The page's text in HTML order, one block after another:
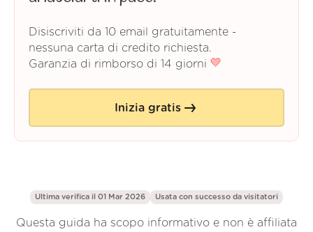
Disiscriviti da 10 email gratuitamente -
nessuna carta di credito richiesta.
Garanzia di rimborso di 14 giorni
Inizia gratis
Ultima verifica il 01 Mar 2026 Usata con successo da visitatori
Questa guida ha scopo informativo e non è affiliata